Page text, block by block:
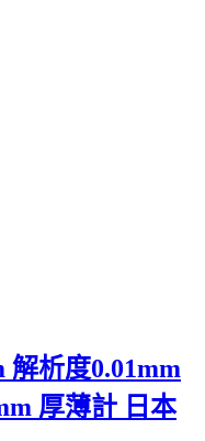
解析度0.01mm
厚薄計 日本